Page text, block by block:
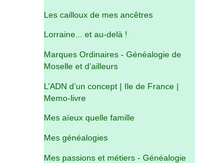
Les cailloux de mes ancêtres
Lorraine... et au-delà !
Marques Ordinaires - Généalogie de
Moselle et d’ailleurs
L’ADN d’un concept | Ile de France |
Memo-livre
Mes aïeux quelle famille
Mes généalogies
Mes passions et métiers - Généalogie